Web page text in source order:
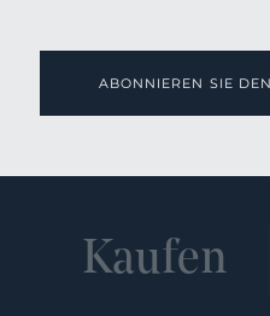
ABONNIEREN SIE
Kaufen